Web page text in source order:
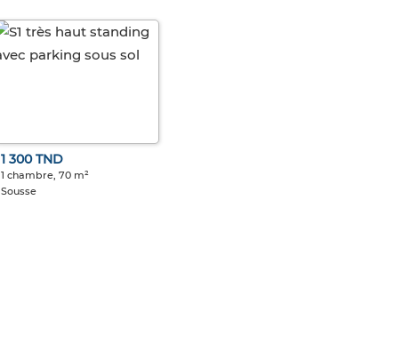
1 300 TND
1 chambre, 70 m²
Sousse